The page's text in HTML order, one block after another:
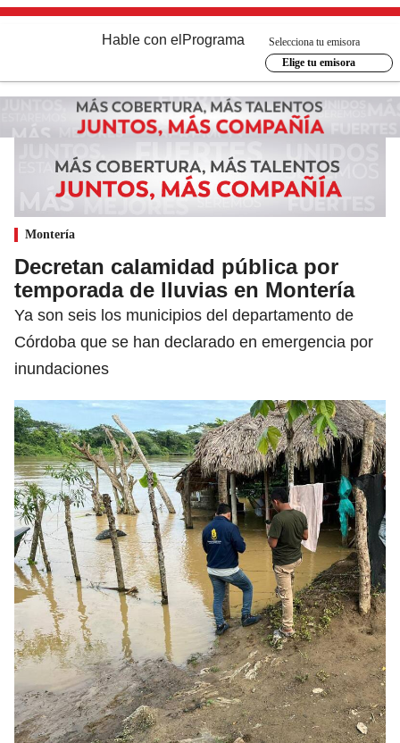
Hable con el Programa
Selecciona tu emisora
Elige tu emisora
Montería
Decretan calamidad pública por
temporada de lluvias en Montería
Ya son seis los municipios del departamento de
Córdoba que se han declarado en emergencia por
inundaciones